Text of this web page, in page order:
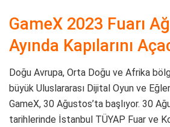
GameX 2023 Fuarı
Ayında Kapılarını
Doğu Avrupa, Orta Doğu ve Afrika
büyük Uluslararası Dijital Oyun ve
GameX, 30 Ağustos’ta başlıyor. 30
tarihlerinde İstanbul TÜYAP Fuar ve